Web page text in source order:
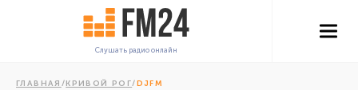
Слушать радио онлайн
ГЛАВНАЯ /КРИВОЙ РОГ/DJFM